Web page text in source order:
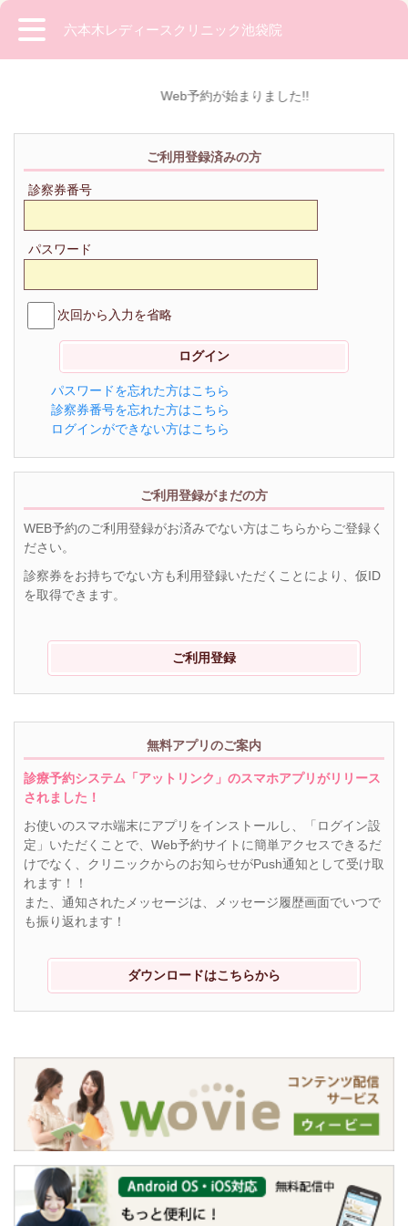
六本木レディースクリニック池袋院
Web予約が始まりました!!
ご利用登録済みの方
診察券番号
パスワード
次回から入力を省略
パスワードを忘れた方はこちら
診察券番号を忘れた方はこちら
ログインができない方はこちら
ご利用登録がまだの方
WEB予約のご利用登録がお済みでない方はこちらからご登録く
ださい。
診察券をお持ちでない方も利用登録いただくことにより、仮ID
を取得できます。
ご利用登録
無料アプリのご案内
診療予約システム「アットリンク」のスマホアプリがリリース
されました！
お使いのスマホ端末にアプリをインストールし、「ログイン設
定」いただくことで、Web予約サイトに簡単アクセスできるだ
けでなく、クリニックからのお知らせがPush通知として受け取
れます！！
また、通知されたメッセージは、メッセージ履歴画面でいつで
も振り返れます！
ダウンロードはこちらから